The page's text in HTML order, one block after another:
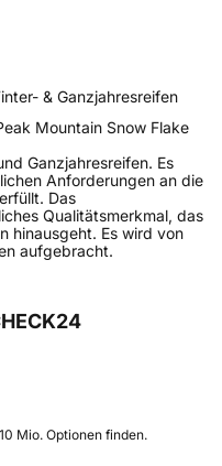
& Ganzjahresreifen
Mountain Snow Flake
Ganzjahresreifen. Es
Anforderungen an die
Das
Qualitätsmerkmal, das
hinausgeht. Es wird von
aufgebracht.
Mio. Optionen finden.